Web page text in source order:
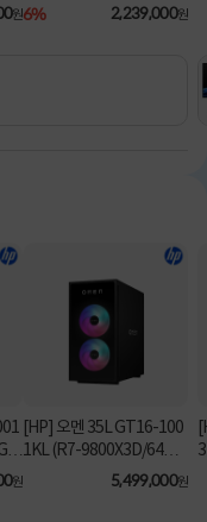
원 5/8GB/512GB/Win11Pr
6% 2,239,000원
원
[HP] 오멘 35L GT16-100
1KL (R7-9800X3D/64G
B/1TB/RTX5080/FD) [기
5,499,000원